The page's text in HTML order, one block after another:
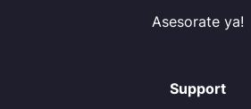
Asesorate ya!
Support